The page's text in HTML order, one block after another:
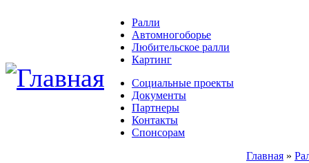
Ралли
Автомногоборье
Любительское ралли
Картинг
Социальные проекты
Документы
Партнеры
Контакты
Спонсорам
Главная »